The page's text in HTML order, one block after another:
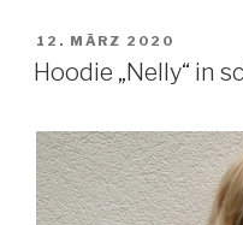
VERÖFFENTLICHT
AM
12. MÄRZ 2020
Hoodie „Nelly“ in